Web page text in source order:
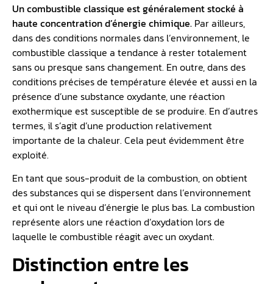
Un combustible classique est généralement stocké à
haute concentration d’énergie chimique. Par ailleurs,
dans des conditions normales dans l’environnement, le
combustible classique a tendance à rester totalement
sans ou presque sans changement. En outre, dans des
conditions précises de température élevée et aussi en la
présence d’une substance oxydante, une réaction
exothermique est susceptible de se produire. En d’autres
termes, il s’agit d’une production relativement
importante de la chaleur. Cela peut évidemment être
exploité.
En tant que sous-produit de la combustion, on obtient
des substances qui se dispersent dans l’environnement
et qui ont le niveau d’énergie le plus bas. La combustion
représente alors une réaction d’oxydation lors de
laquelle le combustible réagit avec un oxydant.
Distinction entre les